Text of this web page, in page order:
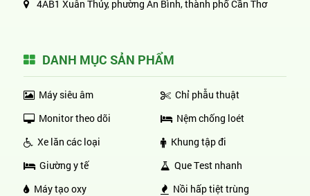
4AB1 Xuân Thủy, phường An Bình, thành phố Cần Thơ
DANH MỤC SẢN PHẨM
Máy siêu âm
Monitor theo dõi
Xe lăn các loại
Giường y tế
Máy tạo oxy
Chỉ phẫu thuật
Nệm chống loét
Khung tập đi
Que Test nhanh
Nồi hấp tiệt trùng